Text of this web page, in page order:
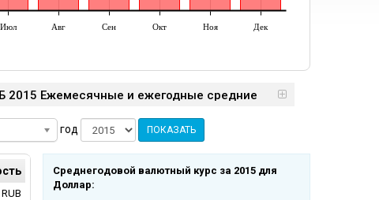
Июл Авг Сен Окт Ноя Дек
2015 Ежемесячные и ежегодные средние
год ПОКАЗАТЬ
Среднегодовой валютный курс за 2015 для
Доллар: